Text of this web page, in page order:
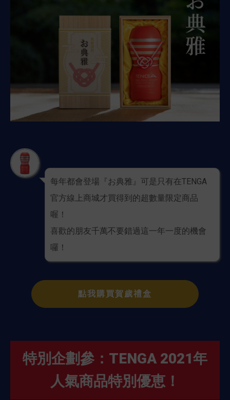
每年都會登場『お典雅』可是只有在TENGA
官方線上商城才買得到的超數量限定商品
喔！
喜歡的朋友千萬不要錯過這一年一度的機會
囉！
點我購買賀歲禮盒
特別企劃參：TENGA 2021年
人氣商品特別優恵！